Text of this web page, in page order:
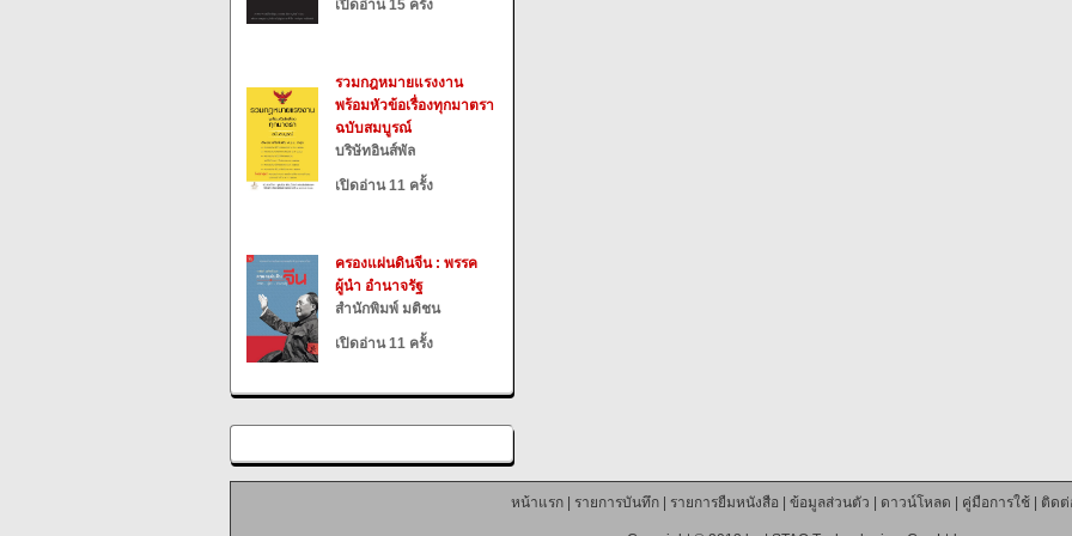
เปิดอ่าน 15 ครั้ง
รวมกฎหมายแรงงาน
พร้อมหัวข้อเรื่องทุกมาตรา
ฉบับสมบูรณ์
บริษัทอินส์พัล
เปิดอ่าน 11 ครั้ง
ครองแผ่นดินจีน : พรรค
ผู้นำ อำนาจรัฐ
สำนักพิมพ์ มติชน
เปิดอ่าน 11 ครั้ง
หน้าแรก| รายการบันทึก| รายการยืมหนังสือ ข้อมูลส่วนตัว ดาวน์โหลด คู่มือการใช้| ติดต่